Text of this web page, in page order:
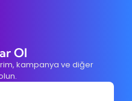
Ol
kampanya ve diğer